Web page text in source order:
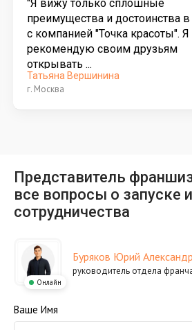
"Я вижу только сплошные
преимущества и достоинства в
с компанией "Точка красоты".
рекомендую своим друзьям
открывать ...
Татьяна Вершинина
г. Москва
Представитель
все вопросы о запуске
сотрудничества
Онлайн
Буряков Юрий
руководитель отдела
Ваше Имя